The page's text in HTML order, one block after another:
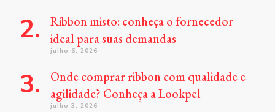
Ribbon misto: conheça o fornecedor
ideal para suas demandas
julho 6, 2026
Onde comprar ribbon com qualidade e
agilidade? Conheça a Lookpel
julho 3, 2026